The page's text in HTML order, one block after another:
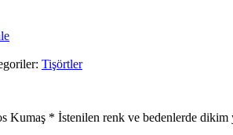
Tişörtler
Kumaş * İstenilen renk ve bedenlerde dikim